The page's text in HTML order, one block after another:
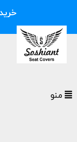
خرید 4 قسطه از